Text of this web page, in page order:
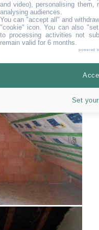
and video), personalising them,
analysing audiences.
You can "accept all" and
"cookie" icon. You can also
to processing activities not
remain valid for 6 months.
powered
Set